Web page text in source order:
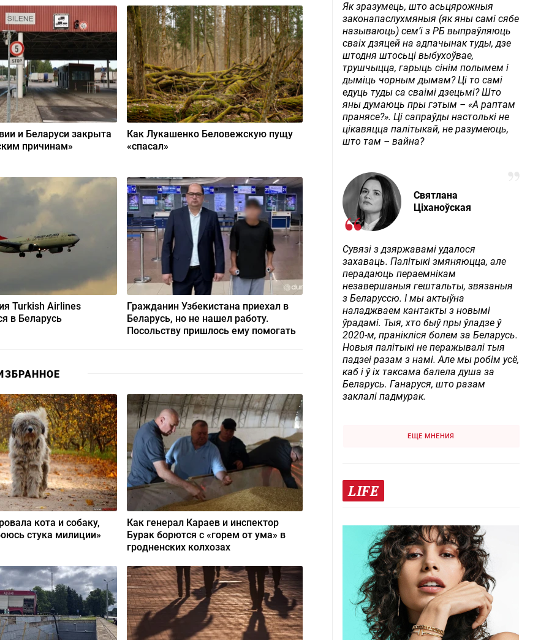
и Беларуси закрыта
причинам»
Как Лукашенко Беловежскую пущу
«спасал»
Turkish Airlines
в Беларусь
Гражданин Узбекистана приехал в
Беларусь, но не нашел работу.
Посольству пришлось ему помогать
кота и собаку,
стука милиции»
Как генерал Караев и инспектор
Бурак борются с «горем от ума» в
гродненских колхозах
Як зразумець, што асьцярожныя
законапаслухмяныя (як яны самі сябе
называюць) сем’і з РБ выпраўляюць
сваіх дзяцей на адпачынак туды, дзе
штодня штосьці выбухоўвае,
трушчыцца, гарыць сінім полымем і
дыміць чорным дымам? Ці то самі
едуць туды са сваімі дзецьмі? Што
яны думаюць пры гэтым – «А раптам
пранясе?». Ці сапраўды настолькі не
цікавяцца палітыкай, не разумеюць,
што там – вайна?
Святлана
Ціханоўская
Сувязі з дзяржавамі удалося
захаваць. Палітыкі змяняюцца, але
перадаюць пераемнікам
незавершаныя гештальты, звязаныя
з Беларуссю. І мы актыўна
наладжваем кантакты з новымі
ўрадамі. Тыя, хто быў пры ўладзе ў
2020-м, пранікліся болем за Беларусь.
Новыя палітыкі не перажывалі тыя
падзеі разам з намі. Але мы робім усё,
каб і ў іх таксама балела душа за
Беларусь. Ганаруся, што разам
заклалі падмурак.
ЕЩЕ МНЕНИЯ
LIFE